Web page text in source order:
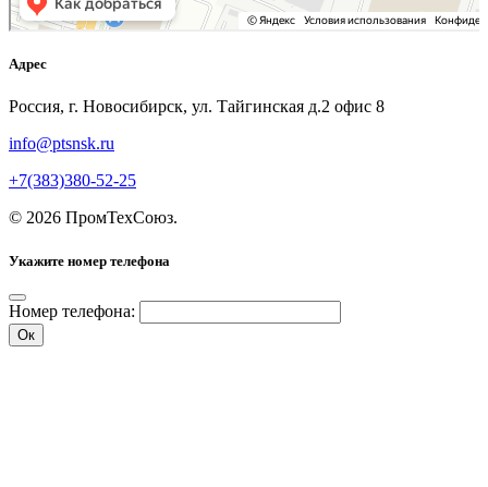
Адрес
Россия, г. Новосибирск, ул. Тайгинская д.2 офис 8
info@ptsnsk.ru
+7(383)380-52-25
© 2026 ПромТехСоюз.
Укажите номер телефона
Номер телефона:
Ок